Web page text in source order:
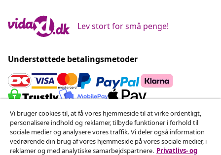
Lev stort for små penge!
Understøttede betalingsmetoder
Tilmeld dig vores nyhedsbrev
Slut dig til over 700.000 shoppere, der modtager
ugentlige tilbud, sæsonvarer og nyheder fra vidaXL.
Vi bruger cookies til, at få vores hjemmeside til at virke ordentligt,
personalisere indhold og reklamer, tilbyde funktioner i forhold til
sociale medier og analysere vores traffik. Vi deler også information
vedrørende din brug af vores hjemmeside på vores sociale medier, i
reklamer og med analytiske samarbejdspartnere. Privatlivs- og